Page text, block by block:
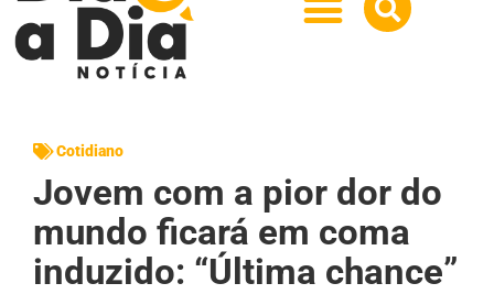
Cotidiano
Jovem com a pior dor do
mundo ficará em coma
induzido: “Última chance”